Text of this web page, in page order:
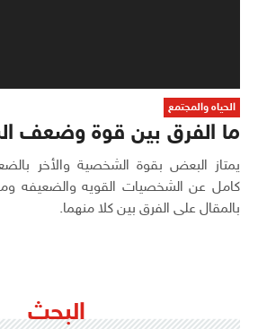
الحياه والمجتمع
ما الفرق بين قوة وضعف
يمتاز البعض بقوة الشخصية والأخر
كامل عن الشخصيات القويه والضعيفه
بالمقال على الفرق بين كلا منهما.
البحث